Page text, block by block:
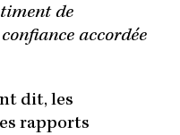
de
accordée
dit, les
rapports